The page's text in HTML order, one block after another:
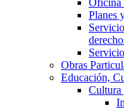
Oficina
Planes
Obras
Educación,
Cultura